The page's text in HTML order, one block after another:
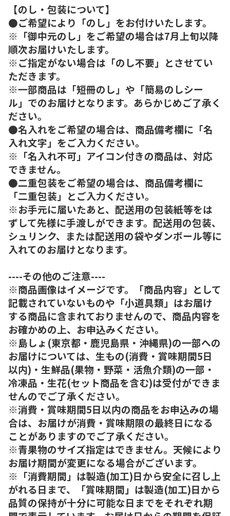
【のし・包装について】
●ご希望により「のし」をお付けいたします。
※「御中元のし」をご希望の場合は7月上旬以降
順次お届けいたします。
※ご指定がない場合は「のし不要」とさせてい
ただきます。
※一部商品は「短冊のし」や「簡易のしシー
ル」でのお届けとなります。あらかじめご了承く
ださい。
●名入れをご希望の場合は、商品備考欄に「名
入れ文字」をご入力ください。
※「名入れ不可」アイコン付きの商品は、対応
できません。
●二重包装をご希望の場合は、商品備考欄に
「二重包装」とご入力ください。
※お手元に届いたあと、配送用の包装紙等をは
ずして先様に手渡しができます。配送用の包装、
シュリンク、または配送用の袋やダンボール等に
入れてのお届けとなります。
----その他のご注意----
※商品画像はイメージです。「商品内容」として
記載されていないものや「小道具類」はお届け
する商品に含まれておりませんので、商品内容を
お確かめの上、お申込みください。
※島しょ(東京都・鹿児島県・沖縄県)の一部への
お届けについては、生もの(消費・賞味期間5日
以内)・生鮮品(果物・野菜・活魚介類)の一部・
冷凍品・生花(セット商品を含む)は受付ができま
せんのでご了承ください。
※消費・賞味期間5日以内の商品をお申込みの場
合は、お届けが消費・賞味期限の最終日になる
ことがありますのでご了承ください。
※青果物のサイズ指定はできません。天候により
お届け期間が変更になる場合がございます。
※「消費期間」は製造(加工)日から安全に召し上
がれる日まで、「賞味期間」は製造(加工)日から
品質の保持が十分に可能な日までをそれぞれ期